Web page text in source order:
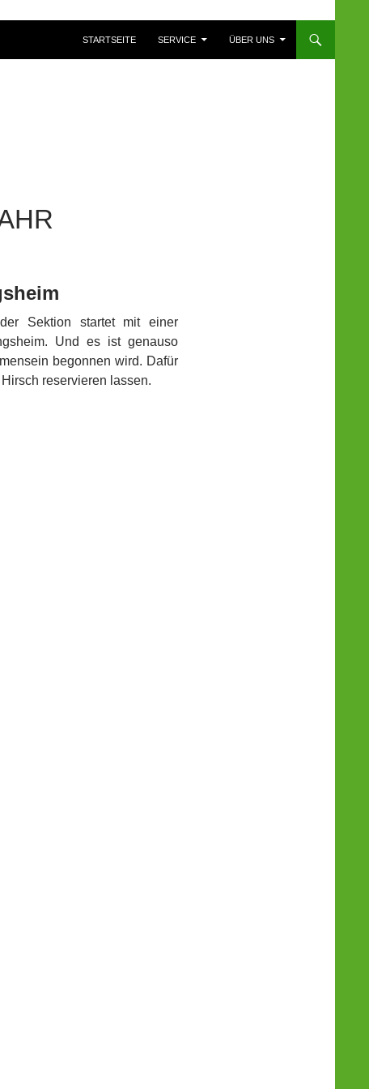
STARTSEITE
SERVICE ÜBER UNS
Sektion startet mit einer
Und es ist genauso
begonnen wird. Dafür
reservieren lassen.